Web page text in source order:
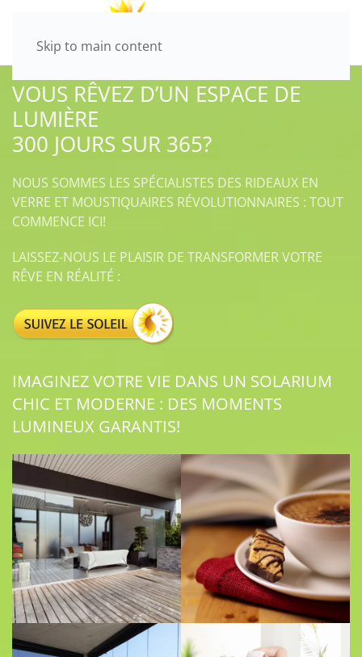
Skip to main content
VOUS RÊVEZ D’UN ESPACE DE
LUMIÈRE
300 JOURS SUR 365?
NOUS SOMMES LES SPÉCIALISTES DES RIDEAUX EN
VERRE ET MOUSTIQUAIRES RÉVOLUTIONNAIRES : TOUT
COMMENCE ICI!
LAISSEZ-NOUS LE PLAISIR DE TRANSFORMER VOTRE
RÊVE EN RÉALITÉ :
IMAGINEZ VOTRE VIE DANS UN SOLARIUM
CHIC ET MODERNE : DES MOMENTS
LUMINEUX GARANTIS!